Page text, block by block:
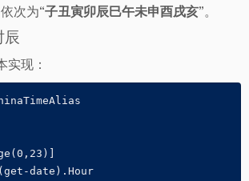
次为“子丑寅卯辰巳午未申酉戌亥”。
辰
现：
date).Hour